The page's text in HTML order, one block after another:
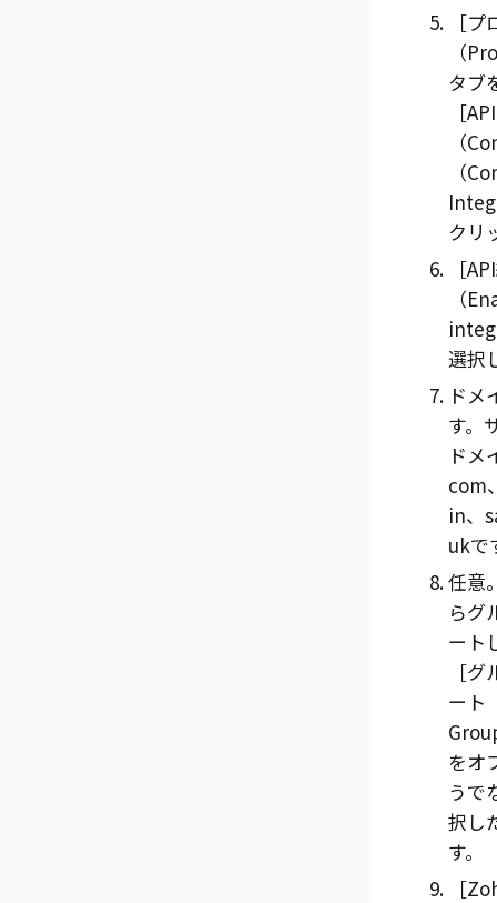
プ
（
タブ
（
（
クリ
（
選択
ドメ
す。
ドメ
com
in、
ukで
任意
らグ
ート
グ
ート
をオ
うで
択し
す。